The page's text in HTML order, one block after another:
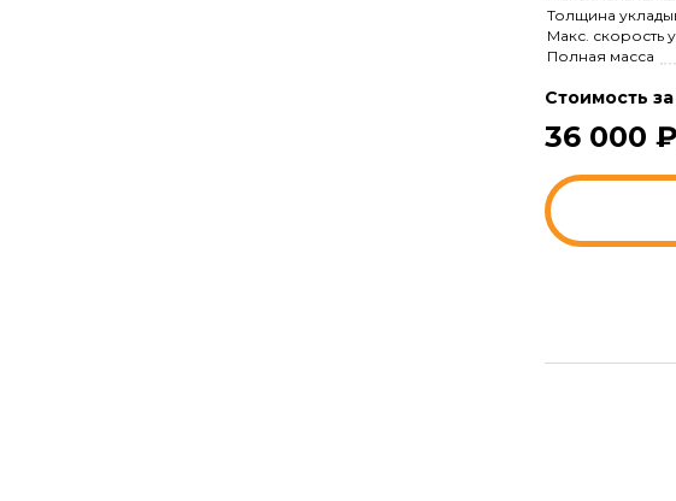
Толщина
Макс. скорость
Полная масса
Стоимость
36 000